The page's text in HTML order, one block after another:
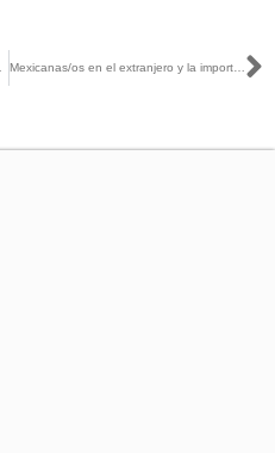
Mexicanas/os en el extranjero y la importancia de participar en las elecciones